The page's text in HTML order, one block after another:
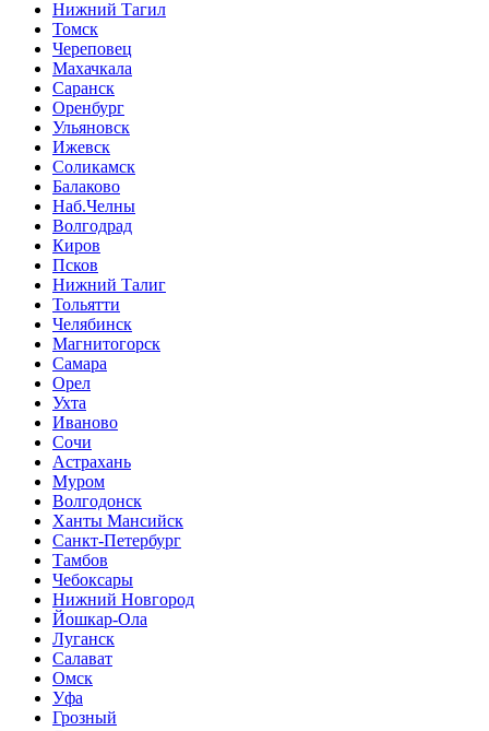
Нижний Тагил
Томск
Череповец
Махачкала
Саранск
Оренбург
Ульяновск
Ижевск
Соликамск
Балаково
Наб.Челны
Волгодрад
Киров
Псков
Нижний Талиг
Тольятти
Челябинск
Магнитогорск
Самара
Орел
Ухта
Иваново
Сочи
Астрахань
Муром
Волгодонск
Ханты Мансийск
Санкт-Петербург
Тамбов
Чебоксары
Нижний Новгород
Йошкар-Ола
Луганск
Салават
Омск
Уфа
Грозный